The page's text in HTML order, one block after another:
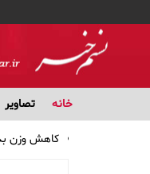
خانه تصاویر
کاهش وزن
پرداخت وام ضروری ۳۰ میلیون تومانی به حساب ۵۱ هزار